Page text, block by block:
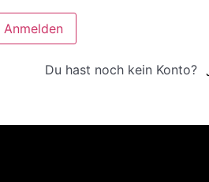
Anmelden
Du hast noch kein Konto?